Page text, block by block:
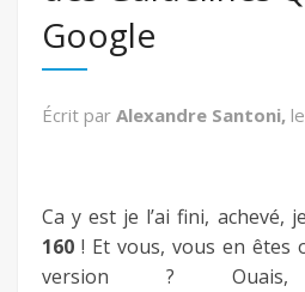
fb
Google
Écrit par Alexandre Santoni, le
Ca y est je l’ai fini, achevé,
160 ! Et vous, vous en êtes
version ?